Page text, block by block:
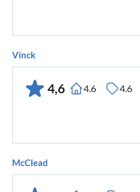
Vinck
4,6 4.6 4.6
McClead